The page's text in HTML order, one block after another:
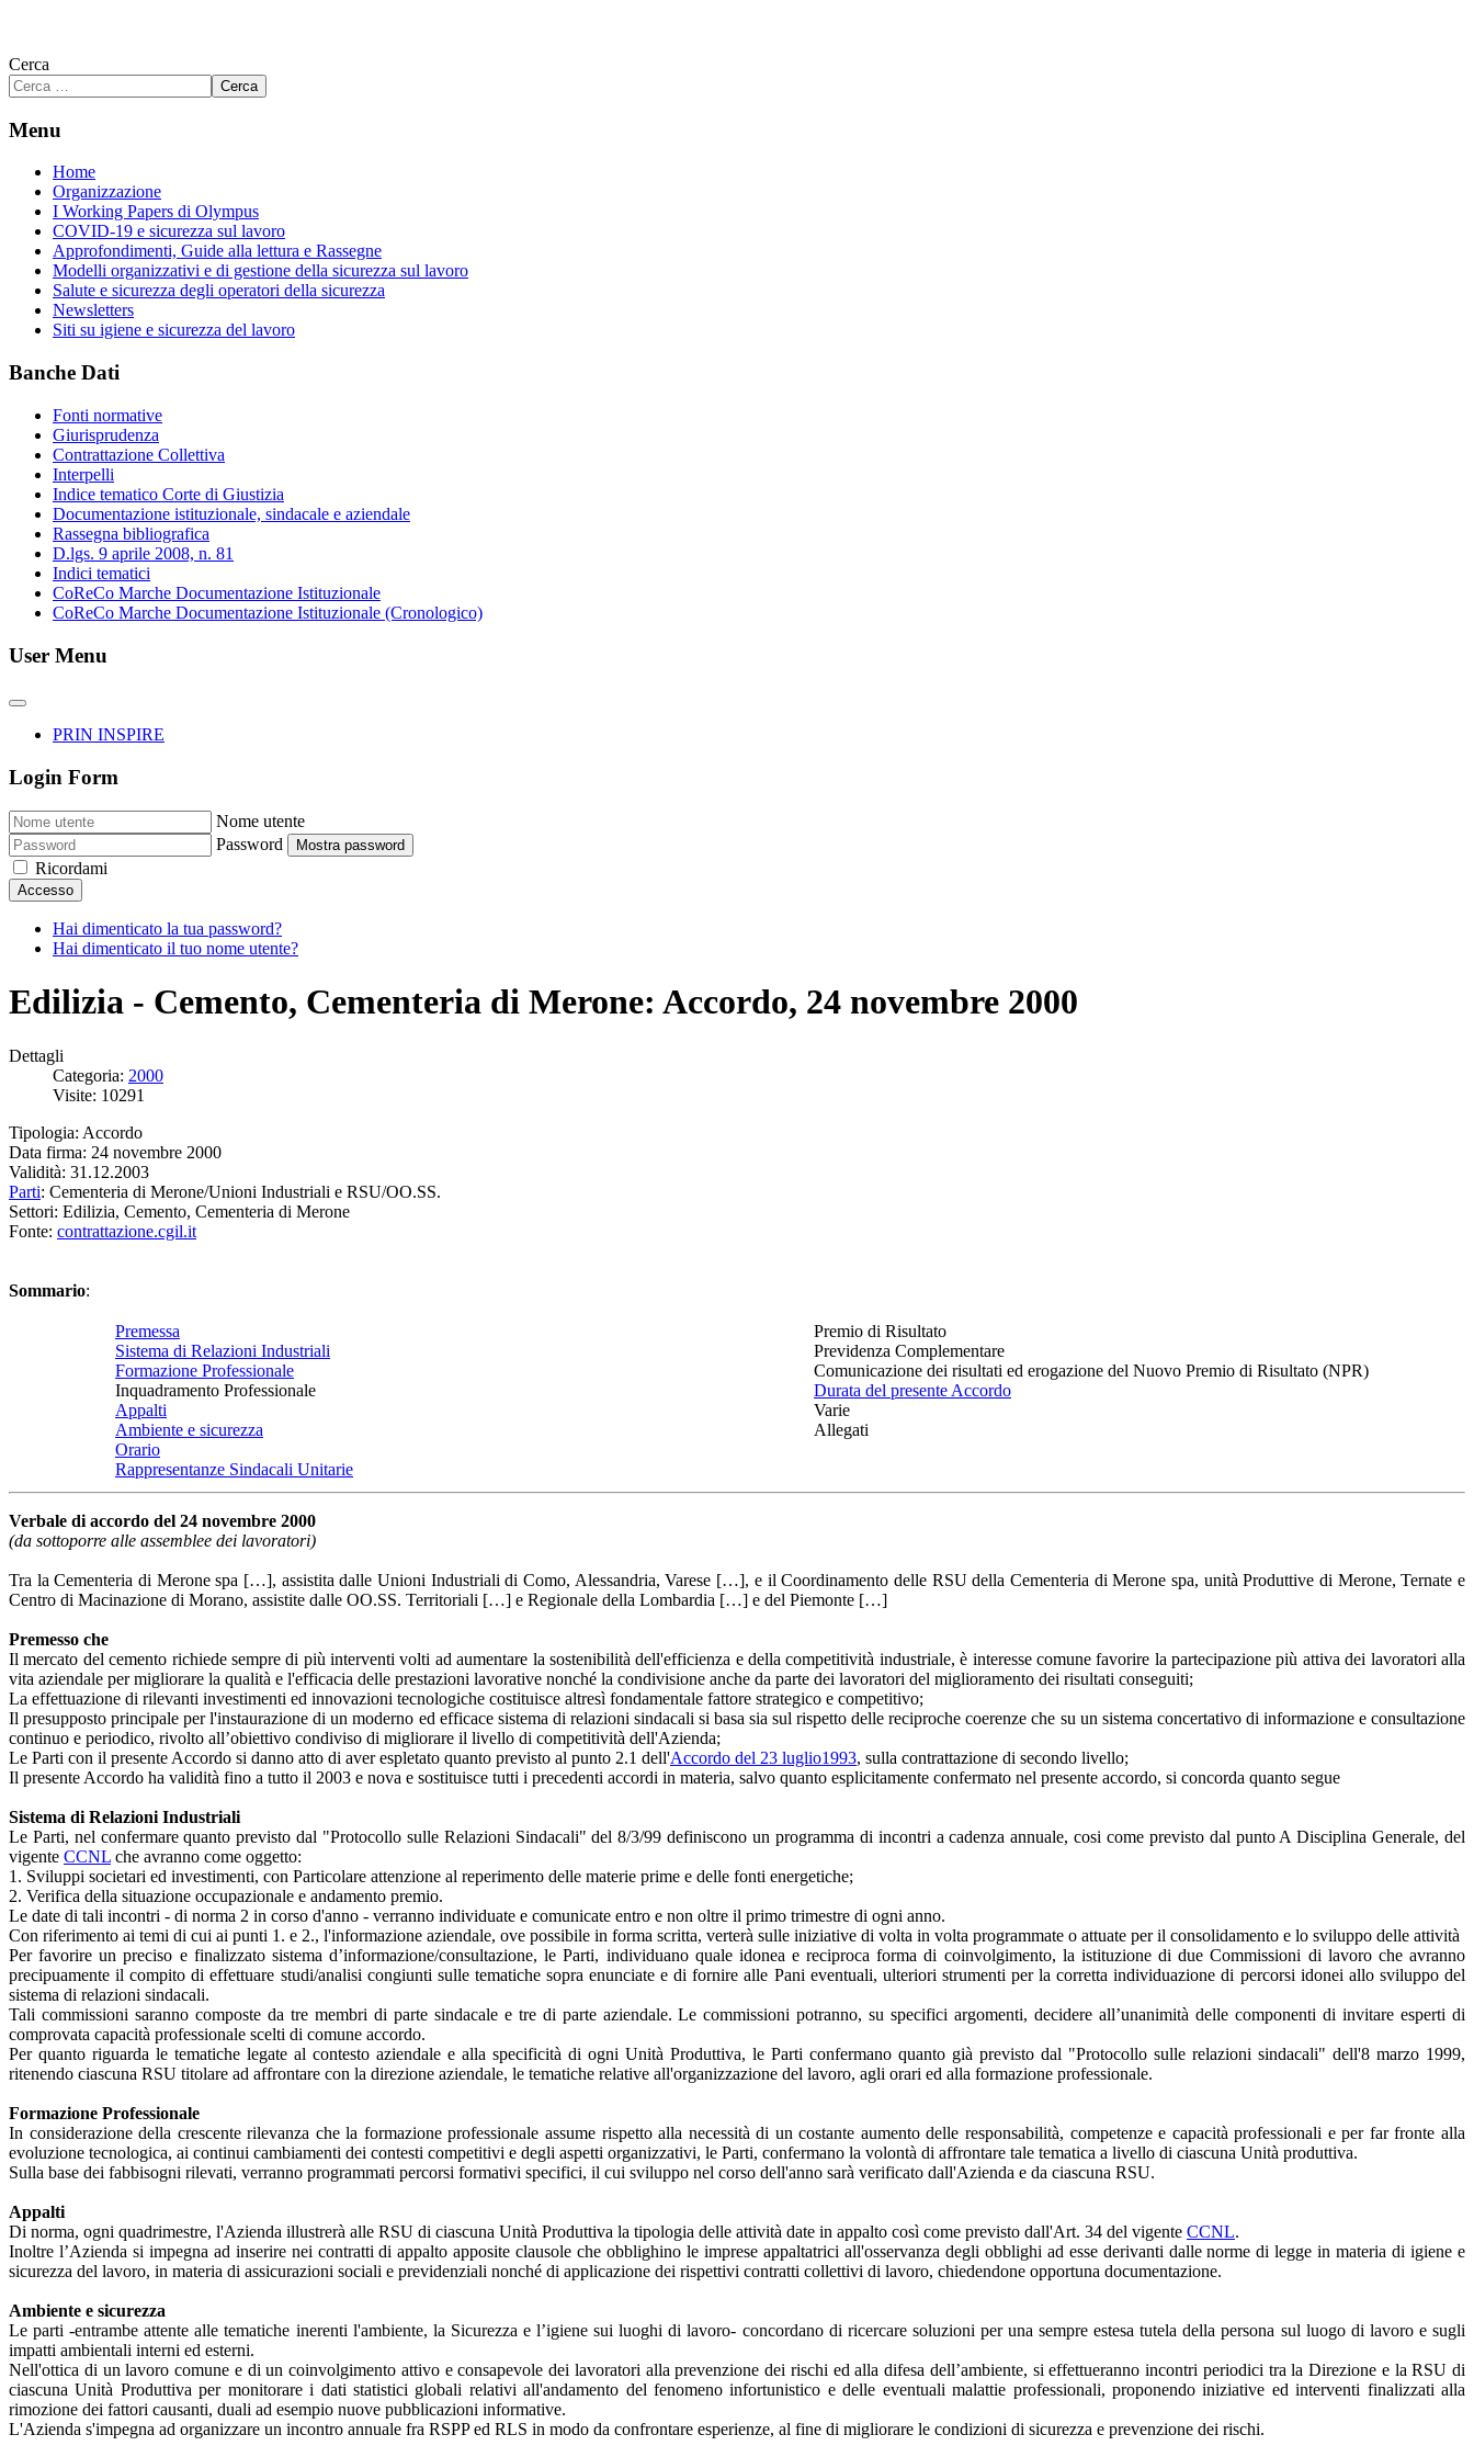
Cerca
Cerca
Menu
Home
Organizzazione
I Working Papers di Olympus
COVID-19 e sicurezza sul lavoro
Approfondimenti, Guide alla lettura e Rassegne
Modelli organizzativi e di gestione della sicurezza sul lavoro
Salute e sicurezza degli operatori della sicurezza
Newsletters
Siti su igiene e sicurezza del lavoro
Banche Dati
Fonti normative
Giurisprudenza
Contrattazione Collettiva
Interpelli
Indice tematico Corte di Giustizia
Documentazione istituzionale, sindacale e aziendale
Rassegna bibliografica
D.lgs. 9 aprile 2008, n. 81
Indici tematici
CoReCo Marche Documentazione Istituzionale
CoReCo Marche Documentazione Istituzionale (Cronologico)
User Menu
PRIN INSPIRE
Login Form
Nome utente
Password
Mostra password
Ricordami
Accesso
Hai dimenticato la tua password?
Hai dimenticato il tuo nome utente?
Edilizia - Cemento, Cementeria di Merone: Accordo, 24 novembre 2000
Dettagli
Categoria: 2000
Visite: 10291
Tipologia: Accordo
Data firma: 24 novembre 2000
Validità: 31.12.2003
Parti: Cementeria di Merone/Unioni Industriali e RSU/OO.SS.
Settori: Edilizia, Cemento, Cementeria di Merone
Fonte: contrattazione.cgil.it
Sommario:
Premessa
Sistema di Relazioni Industriali
Formazione Professionale
Inquadramento Professionale
Appalti
Ambiente e sicurezza
Orario
Rappresentanze Sindacali Unitarie
Premio di Risultato
Previdenza Complementare
Comunicazione dei risultati ed erogazione del Nuovo Premio di Risultato (NPR)
Durata del presente Accordo
Varie
Allegati
Verbale di accordo del 24 novembre 2000
(da sottoporre alle assemblee dei lavoratori)
Tra la Cementeria di Merone spa […], assistita dalle Unioni Industriali di Como, Alessandria, Varese […], e il Coordinamento delle RSU della Cementeria di Merone spa, unità Produttive di Merone, Ternate e
Centro di Macinazione di Morano, assistite dalle OO.SS. Territoriali […] e Regionale della Lombardia […] e del Piemonte […]
Premesso che
Il mercato del cemento richiede sempre di più interventi volti ad aumentare la sostenibilità dell'efficienza e della competitività industriale, è interesse comune favorire la partecipazione più attiva dei lavoratori alla
vita aziendale per migliorare la qualità e l'efficacia delle prestazioni lavorative nonché la condivisione anche da parte dei lavoratori del miglioramento dei risultati conseguiti;
La effettuazione di rilevanti investimenti ed innovazioni tecnologiche costituisce altresì fondamentale fattore strategico e competitivo;
Il presupposto principale per l'instaurazione di un moderno ed efficace sistema di relazioni sindacali si basa sia sul rispetto delle reciproche coerenze che su un sistema concertativo di informazione e consultazione
continuo e periodico, rivolto all’obiettivo condiviso di migliorare il livello di competitività dell'Azienda;
Le Parti con il presente Accordo si danno atto di aver espletato quanto previsto al punto 2.1 dell'Accordo del 23 luglio1993, sulla contrattazione di secondo livello;
Il presente Accordo ha validità fino a tutto il 2003 e nova e sostituisce tutti i precedenti accordi in materia, salvo quanto esplicitamente confermato nel presente accordo, si concorda quanto segue
Sistema di Relazioni Industriali
Le Parti, nel confermare quanto previsto dal "Protocollo sulle Relazioni Sindacali" del 8/3/99 definiscono un programma di incontri a cadenza annuale, cosi come previsto dal punto A Disciplina Generale, del
vigente CCNL che avranno come oggetto:
1. Sviluppi societari ed investimenti, con Particolare attenzione al reperimento delle materie prime e delle fonti energetiche;
2. Verifica della situazione occupazionale e andamento premio.
Le date di tali incontri - di norma 2 in corso d'anno - verranno individuate e comunicate entro e non oltre il primo trimestre di ogni anno.
Con riferimento ai temi di cui ai punti 1. e 2., l'informazione aziendale, ove possibile in forma scritta, verterà sulle iniziative di volta in volta programmate o attuate per il consolidamento e lo sviluppo delle attività
Per favorire un preciso e finalizzato sistema d’informazione/consultazione, le Parti, individuano quale idonea e reciproca forma di coinvolgimento, la istituzione di due Commissioni di lavoro che avranno
precipuamente il compito di effettuare studi/analisi congiunti sulle tematiche sopra enunciate e di fornire alle Pani eventuali, ulteriori strumenti per la corretta individuazione di percorsi idonei allo sviluppo del
sistema di relazioni sindacali.
Tali commissioni saranno composte da tre membri di parte sindacale e tre di parte aziendale. Le commissioni potranno, su specifici argomenti, decidere all’unanimità delle componenti di invitare esperti di
comprovata capacità professionale scelti di comune accordo.
Per quanto riguarda le tematiche legate al contesto aziendale e alla specificità di ogni Unità Produttiva, le Parti confermano quanto già previsto dal "Protocollo sulle relazioni sindacali" dell'8 marzo 1999,
ritenendo ciascuna RSU titolare ad affrontare con la direzione aziendale, le tematiche relative all'organizzazione del lavoro, agli orari ed alla formazione professionale.
Formazione Professionale
In considerazione della crescente rilevanza che la formazione professionale assume rispetto alla necessità di un costante aumento delle responsabilità, competenze e capacità professionali e per far fronte alla
evoluzione tecnologica, ai continui cambiamenti dei contesti competitivi e degli aspetti organizzativi, le Parti, confermano la volontà di affrontare tale tematica a livello di ciascuna Unità produttiva.
Sulla base dei fabbisogni rilevati, verranno programmati percorsi formativi specifici, il cui sviluppo nel corso dell'anno sarà verificato dall'Azienda e da ciascuna RSU.
Appalti
Di norma, ogni quadrimestre, l'Azienda illustrerà alle RSU di ciascuna Unità Produttiva la tipologia delle attività date in appalto così come previsto dall'Art. 34 del vigente CCNL.
Inoltre l’Azienda si impegna ad inserire nei contratti di appalto apposite clausole che obblighino le imprese appaltatrici all'osservanza degli obblighi ad esse derivanti dalle norme di legge in materia di igiene e
sicurezza del lavoro, in materia di assicurazioni sociali e previdenziali nonché di applicazione dei rispettivi contratti collettivi di lavoro, chiedendone opportuna documentazione.
Ambiente e sicurezza
Le parti -entrambe attente alle tematiche inerenti l'ambiente, la Sicurezza e l’igiene sui luoghi di lavoro- concordano di ricercare soluzioni per una sempre estesa tutela della persona sul luogo di lavoro e sugli
impatti ambientali interni ed esterni.
Nell'ottica di un lavoro comune e di un coinvolgimento attivo e consapevole dei lavoratori alla prevenzione dei rischi ed alla difesa dell’ambiente, si effettueranno incontri periodici tra la Direzione e la RSU di
ciascuna Unità Produttiva per monitorare i dati statistici globali relativi all'andamento del fenomeno infortunistico e delle eventuali malattie professionali, proponendo iniziative ed interventi finalizzati alla
rimozione dei fattori causanti, duali ad esempio nuove pubblicazioni informative.
L'Azienda s'impegna ad organizzare un incontro annuale fra RSPP ed RLS in modo da confrontare esperienze, al fine di migliorare le condizioni di sicurezza e prevenzione dei rischi.